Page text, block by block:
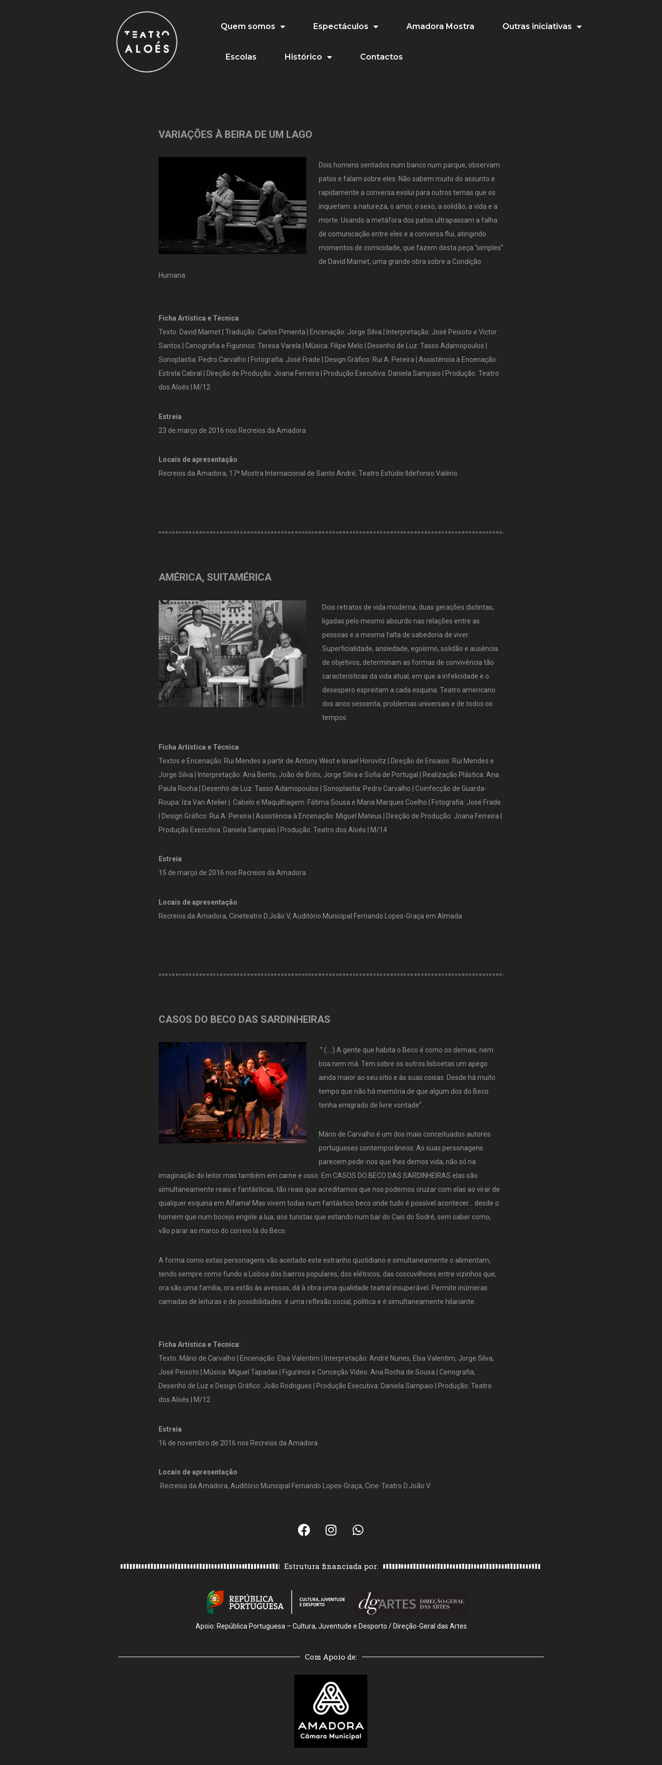
Quem somos Espectáculos Amadora Mostra Outras iniciativas
Escolas Histórico Contactos
VARIAÇÕES À BEIRA DE UM LAGO
Dois homens sentados num banco num parque, observam
patos e falam sobre eles. Não sabem muito do assunto e
rapidamente a conversa evolui para outros temas que os
inquietam: a natureza, o amor, o sexo, a solidão, a vida e a
morte. Usando a metáfora dos patos ultrapassam a falha
de comunicação entre eles e a conversa flui, atingindo
momentos de comicidade, que fazem desta peça “simples”
de David Mamet, uma grande obra sobre a Condição
Humana.
Ficha Artística e Técnica
Texto: David Mamet | Tradução: Carlos Pimenta | Encenação: Jorge Silva | Interpretação: José Peixoto e Victor
Santos | Cenografia e Figurinos: Teresa Varela | Música: Filipe Melo | Desenho de Luz: Tasso Adamopoulos |
Sonoplastia: Pedro Carvalho | Fotografia: José Frade | Design Gráfico: Rui A. Pereira | Assistência à Encenação:
Estrela Cabral | Direção de Produção: Joana Ferreira | Produção Executiva: Daniela Sampaio | Produção: Teatro
dos Aloés | M/12
Estreia
23 de março de 2016 nos Recreios da Amadora
Locais de apresentação
Recreios da Amadora, 17ª Mostra Internacional de Santo André, Teatro Estúdio Ildefonso Valério
AMÉRICA, SUITAMÉRICA
Dois retratos de vida moderna, duas gerações distintas,
ligadas pelo mesmo absurdo nas relações entre as
pessoas e a mesma falta de sabedoria de viver.
Superficialidade, ansiedade, egoísmo, solidão e ausência
de objetivos, determinam as formas de convivência tão
características da vida atual, em que a infelicidade e o
desespero espreitam a cada esquina. Teatro americano
dos anos sessenta, problemas universais e de todos os
tempos.
Ficha Artística e Técnica
Textos e Encenação: Rui Mendes a partir de Antony West e Israel Horovitz | Direção de Ensaios: Rui Mendes e
Jorge Silva | Interpretação: Ana Bento, João de Brito, Jorge Silva e Sofia de Portugal | Realização Plástica: Ana
Paula Rocha | Desenho de Luz: Tasso Adamopoulos | Sonoplastia: Pedro Carvalho | Coinfecção de Guarda-
Roupa: Iza Van Atelier | Cabelo e Maquilhagem: Fátima Sousa e Maria Marques Coelho | Fotografia: José Frade
| Design Gráfico: Rui A. Pereira | Assistência à Encenação: Miguel Mateus | Direção de Produção: Joana Ferreira |
Produção Executiva: Daniela Sampaio | Produção: Teatro dos Aloés | M/14
Estreia
15 de março de 2016 nos Recreios da Amadora
Locais de apresentação
Recreios da Amadora, Cineteatro D.João V, Auditório Municipal Fernando Lopes-Graça em Almada
CASOS DO BECO DAS SARDINHEIRAS
” (….) A gente que habita o Beco é como os demais, nem
boa nem má. Tem sobre os outros lisboetas um apego
ainda maior ao seu sitio e às suas coisas. Desde há muito
tempo que não há memória de que algum dos do Beco
tenha emigrado de livre vontade”.
Mário de Carvalho é um dos mais conceituados autores
portugueses contemporâneos. As suas personagens
parecem pedir-nos que lhes demos vida, não só na
imaginação do leitor mas também em carne e osso. Em CASOS DO BECO DAS SARDINHEIRAS elas são
simultaneamente reais e fantásticas, tão reais que acreditamos que nos podemos cruzar com elas ao virar de
qualquer esquina em Alfama! Mas vivem todas num fantástico beco onde tudo é possível acontecer… desde o
homem que num bocejo engole a lua; aos turistas que estando num bar do Cais do Sodré, sem saber como,
vão parar ao marco do correio lá do Beco.
A forma como estas personagens vão aceitado este estranho quotidiano e simultaneamente o alimentam,
tendo sempre como fundo a Lisboa dos bairros populares, dos elétricos, das coscuvilhices entre vizinhos que,
ora são uma família, ora estão às avessas, dá à obra uma qualidade teatral insuperável. Permite inúmeras
camadas de leituras e de possibilidades: é uma reflexão social, política e é simultaneamente hilariante.
Ficha Artística e Técnica:
Texto: Mário de Carvalho | Encenação: Elsa Valentim | Interpretação: André Nunes, Elsa Valentim, Jorge Silva,
José Peixoto | Música: Miguel Tapadas | Figurinos e Conceção Vídeo: Ana Rocha de Sousa | Cenografia,
Desenho de Luz e Design Gráfico: João Rodrigues | Produção Executiva: Daniela Sampaio | Produção: Teatro
dos Aloés | M/12
Estreia
16 de novembro de 2016 nos Recreios da Amadora
Locais de apresentação
Recreios da Amadora, Auditório Municipal Fernando Lopes-Graça, Cine-Teatro D.João V
Estrutura financiada por:
Apoio: República Portuguesa – Cultura, Juventude e Desporto / Direção-Geral das Artes
Com Apoio de: